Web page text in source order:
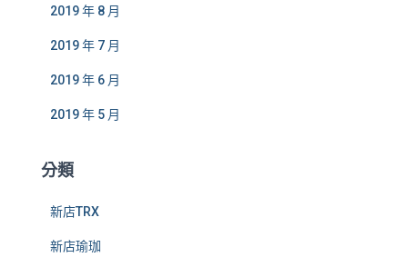
2019 年 8 月
2019 年 7 月
2019 年 6 月
2019 年 5 月
分類
新店TRX
新店瑜珈